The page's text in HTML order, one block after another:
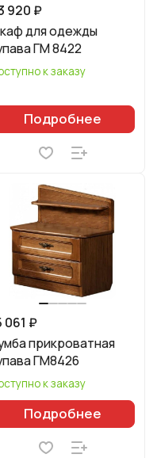
920 ₽
для одежды
ГМ 8422
к заказу
Подробнее
061 ₽
прикроватная
ГМ8426
к заказу
Подробнее